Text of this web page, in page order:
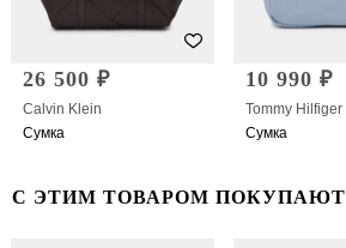
26 500 ₽
Calvin Klein
Сумка
10 990 ₽
Tommy Hilfiger
Сумка
С ЭТИМ ТОВАРОМ ПОКУПАЮТ